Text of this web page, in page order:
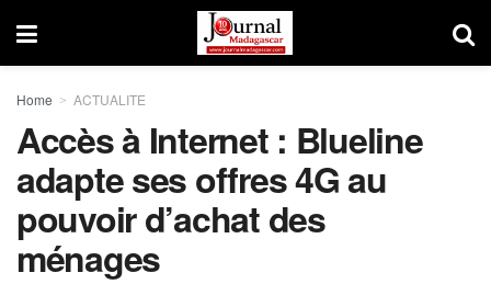
Home ACTUALITE
Accès à Internet : Blueline
adapte ses offres 4G au
pouvoir d’achat des
ménages